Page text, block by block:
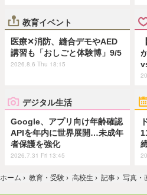
教育イベント
医療✕消防、縫合デモやAED
講習も「おしごと体験博」9/5
2026.8.6 Thu 18:15
デジタル生活
Google、アプリ向け年齢確認
APIを年内に世界展開…未成年
者保護を強化
2026.7.31 Fri 13:45
ホーム › 教育・受験 › 高校生 › 記事 › 写真・